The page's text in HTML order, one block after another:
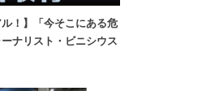
！】「今そこにある危
ナリスト・ビニシウス